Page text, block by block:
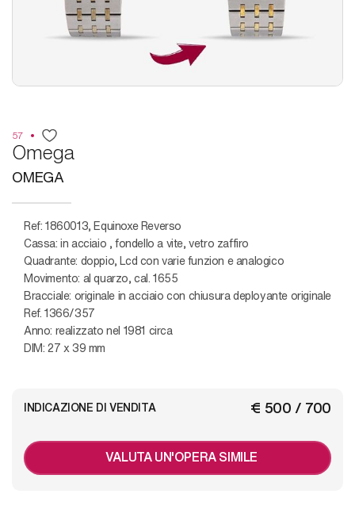
57
Omega
OMEGA
Ref: 1860013, Equinoxe Reverso
Cassa: in acciaio , fondello a vite, vetro zaffiro
Quadrante: doppio, Lcd con varie funzion e analogico
Movimento: al quarzo, cal. 1655
Bracciale: originale in acciaio con chiusura deployante originale
Ref. 1366/357
Anno: realizzato nel 1981 circa
DIM: 27 x 39 mm
€ 500 / 700
INDICAZIONE DI VENDITA
VALUTA UN'OPERA SIMILE